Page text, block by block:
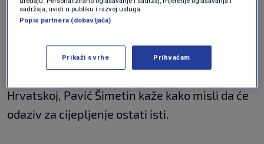
odnosno Pfizer ili Moderna i tu je pokazano da
Hrvatskoj, Pavić Šimetin kaže kako misli da će
odaziv za cijepljenje ostati isti.
sadržaja, uvidi u publiku i razvoj usluga.
Popis partnera (dobavljača)
Prikaži svrhe Prihvaćam